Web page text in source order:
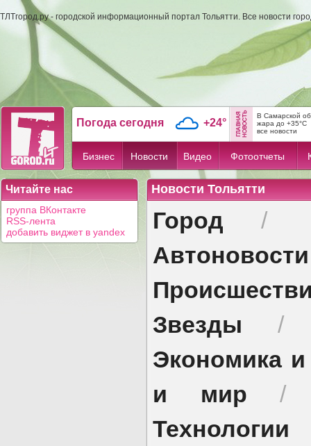
ТЛТгород.ру - городской информационный портал Тольятти. Все новости
Погода сегодня +24°
В Самарской
жара до +35°C
все новости
Бизнес Новости Видео Фотоотчеты
Читайте нас
группа ВКонтакте
RSS-лента
добавить виджет в yandex
Новости Тольятти
Город /
Автоновости
Звезды
Экономика
и мир
Технологии